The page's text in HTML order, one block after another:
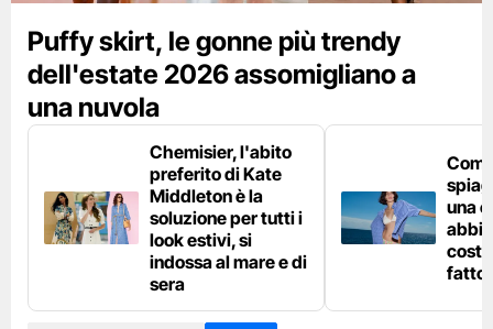
Puffy skirt, le gonne più trendy
dell'estate 2026 assomigliano a
una nuvola
Chemisier, l'abito
preferito di Kate
Middleton è la
soluzione per tutti i
look estivi, si
indossa al mare e di
sera
una
fatto